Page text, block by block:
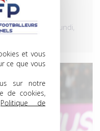
et vous
ce que vous
sur notre
de cookies,
Politique de
a signé, lundi,